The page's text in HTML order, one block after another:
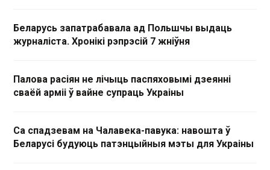
Беларусь запатрабавала ад Польшчы выдаць
журналіста. Хронікі рэпрэсій 7 жніўня
Палова расіян не лічыць паспяховымі дзеянні
сваёй арміі ў вайне супраць Украіны
Са спадзевам на Чалавека-павука: навошта ў
Беларусі будуюць патэнцыйныя мэты для Украіны